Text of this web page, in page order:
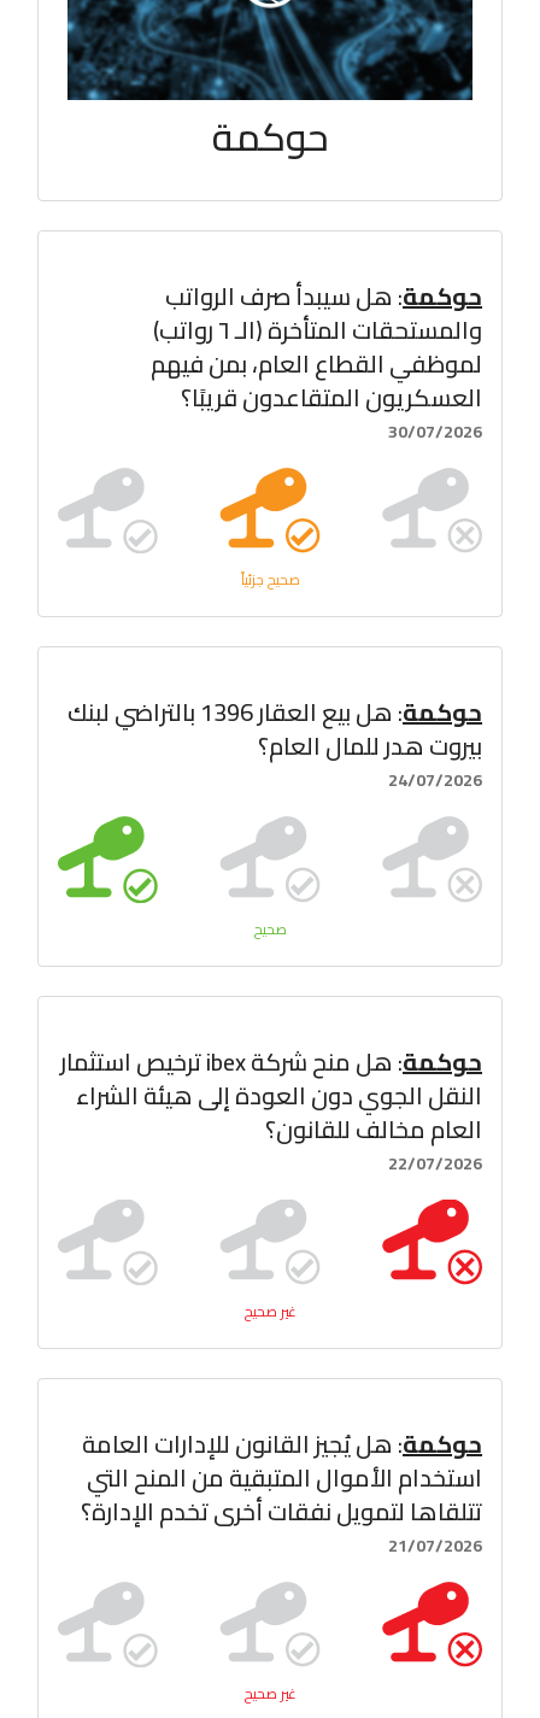
حوكمة
حوكمة: هل سيبدأ صرف الرواتب
والمستحقات المتأخرة (الـ ٦ رواتب)
لموظفي القطاع العام، بمن فيهم
العسكريون المتقاعدون قريبًا؟
30/07/2026
صحيح جزئياً
حوكمة : هل بيع العقار 1396 بالتراضي لبنك
بيروت هدر للمال العام؟
24/07/2026
صحيح
حوكمة : هل منح شركة ibex ترخيص استثمار
النقل الجوي دون العودة إلى هيئة الشراء
العام مخالف للقانون؟
22/07/2026
غير صحيح
حوكمة: هل يُجيز القانون للإدارات العامة
استخدام الأموال المتبقية من المنح التي
تتلقاها لتمويل نفقات أخرى تخدم الإدارة؟
21/07/2026
غير صحيح